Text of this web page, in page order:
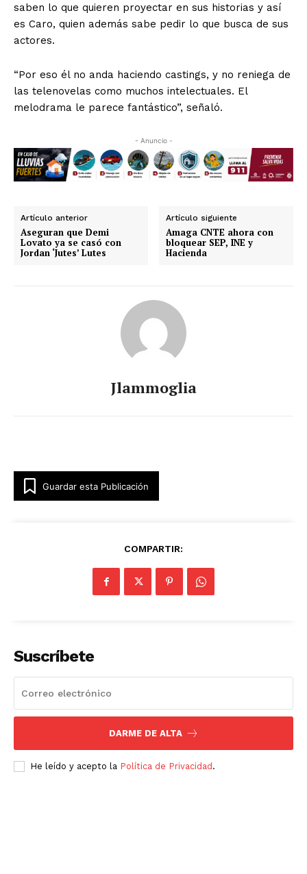
saben lo que quieren proyectar en sus historias y así
es Caro, quien además sabe pedir lo que busca de sus
actores.
“Por eso él no anda haciendo castings, y no reniega de
las telenovelas como muchos intelectuales. El
melodrama le parece fantástico”, señaló.
- Anuncio -
Artículo anterior
Aseguran que Demi
Lovato ya se casó con
Jordan ‘Jutes’ Lutes
Artículo siguiente
Amaga CNTE ahora con
bloquear SEP, INE y
Hacienda
Jlammoglia
Guardar esta Publicación
COMPARTIR:
Suscríbete
DARME DE ALTA
He leído y acepto la Política de Privacidad .